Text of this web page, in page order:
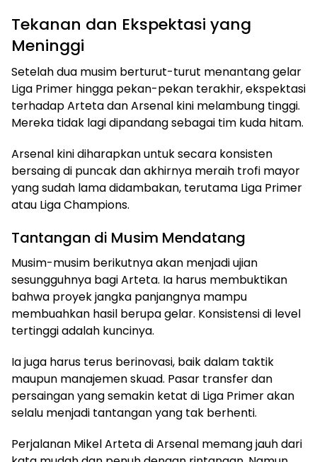
Tekanan dan Ekspektasi yang
Meninggi
Setelah dua musim berturut-turut menantang gelar
Liga Primer hingga pekan-pekan terakhir, ekspektasi
terhadap Arteta dan Arsenal kini melambung tinggi.
Mereka tidak lagi dipandang sebagai tim kuda hitam.
Arsenal kini diharapkan untuk secara konsisten
bersaing di puncak dan akhirnya meraih trofi mayor
yang sudah lama didambakan, terutama Liga Primer
atau Liga Champions.
Tantangan di Musim Mendatang
Musim-musim berikutnya akan menjadi ujian
sesungguhnya bagi Arteta. Ia harus membuktikan
bahwa proyek jangka panjangnya mampu
membuahkan hasil berupa gelar. Konsistensi di level
tertinggi adalah kuncinya.
Ia juga harus terus berinovasi, baik dalam taktik
maupun manajemen skuad. Pasar transfer dan
persaingan yang semakin ketat di Liga Primer akan
selalu menjadi tantangan yang tak berhenti.
Perjalanan Mikel Arteta di Arsenal memang jauh dari